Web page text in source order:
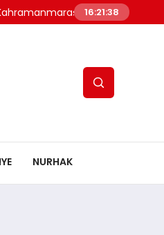
Altyapı Çoşkusu:
16:21:39
NURHAK